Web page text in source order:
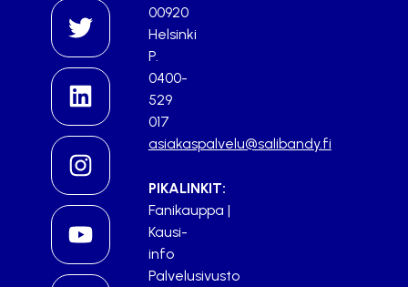
00920
Helsinki
P.
0400-
529
017
asiakaspalvelu@salibandy.fi
PIKALINKIT:
Fanikauppa |
Kausi-
info
Palvelusivusto